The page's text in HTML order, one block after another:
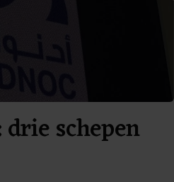
schepen